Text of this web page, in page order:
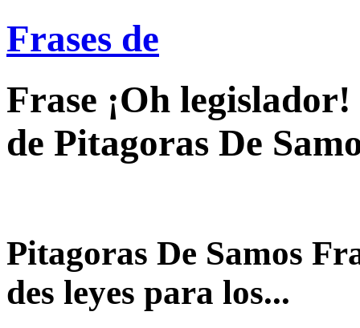
Frases de
Frase ¡Oh
de Pitagoras De
Pitagoras De Samos
des leyes para los...